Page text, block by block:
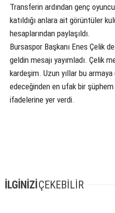
Transferin ardından genç
katıldığı anlara ait görüntüler
hesaplarından paylaşıldı.
Bursaspor Başkanı Enes Çelik
geldin mesajı yayımladı. Çelik
kardeşim. Uzun yıllar bu
edeceğinden en ufak bir
ifadelerine yer verdi.
İLGİNİZİÇEKEBİLİR